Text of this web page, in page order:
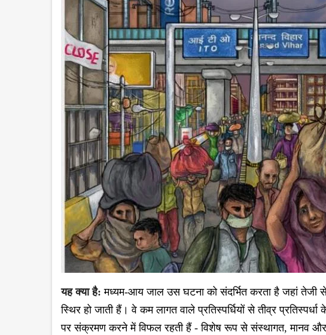
यह क्या है:मध्यम-आय जाल उस घटना को संदर्भित करता है जहां तेजी
स्थिर हो जाती हैं। वे कम लागत वाले प्रतिस्पर्धियों से तीव्र
पर संक्रमण करने में विफल रहतीहैं - विशेष रूप से संस्थागत, मानव और